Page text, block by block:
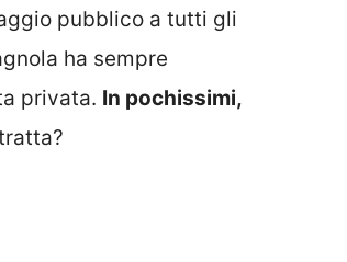
pubblico a tutti gli
ha sempre
privata. In pochissimi,